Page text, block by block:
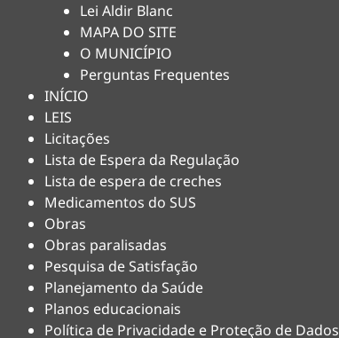
Lei Aldir Blanc
MAPA DO SITE
O MUNICÍPIO
Perguntas Frequentes
INÍCIO
LEIS
Licitações
Lista de Espera da Regulação
Lista de espera de creches
Medicamentos do SUS
Obras
Obras paralisadas
Pesquisa de Satisfação
Planejamento da Saúde
Planos educacionais
Política de Privacidade e Proteção de Dados